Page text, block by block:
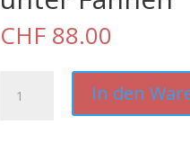
CHF88.00
Bahnen
In den